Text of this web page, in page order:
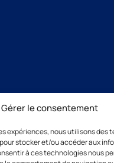
Gérer le consentement
expériences, nous utilisons des
stocker et/ou accéder aux
à ces technologies nous